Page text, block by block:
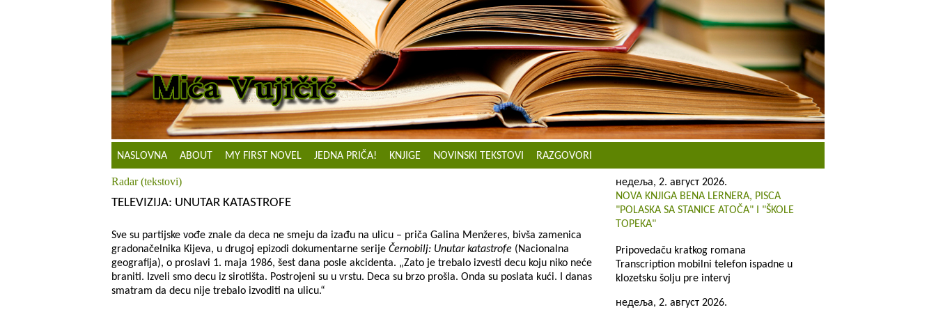
NASLOVNA ABOUT MY FIRST NOVEL JEDNA PRIČA! KNJIGE NOVINSKI TEKSTOVI RAZGOVORI
Radar (tekstovi)
TELEVIZIJA: UNUTAR KATASTROFE
Sve su partijske vođe znale da deca ne smeju da izađu na ulicu – priča Galina Menžeres, bivša zamenica
gradonačelnika Kijeva, u drugoj epizodi dokumentarne serije Černobilj: Unutar katastrofe (Nacionalna
geografija), o proslavi 1. maja 1986, šest dana posle akcidenta. „Zato je trebalo izvesti decu koju niko neće
braniti. Izveli smo decu iz sirotišta. Postrojeni su u vrstu. Deca su brzo prošla. Onda su poslata kući. I danas
smatram da decu nije trebalo izvoditi na ulicu.“
недеља, 2. август 2026.
NOVA KNJIGA BENA LERNERA, PISCA
"POLASKA SA STANICE ATOČA" I "ŠKOLE
TOPEKA"
Pripovedaču kratkog romana
Transcription mobilni telefon ispadne u
klozetsku šolju pre intervj
недеља, 2. август 2026.